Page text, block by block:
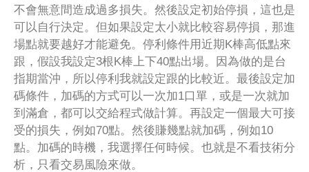
不會無意間造成過多損失。然後設定初始停損，這也是
可以自行決定。但如果設定太小就比較容易停損，那進
場點就要越好才能避免。停利條件用近期K棒高低點來
跟，假設我設定3根K棒上下40點出場。因為做的是台
指期當沖，所以停利我就設定跟的比較近。最後設定加
碼條件，加碼的方式可以一次加1口單，或是一次就加
到滿倉，都可以交給程式做計算。再設定一個最大可接
受的損失，例如70點。然後賺幾點就加碼，例如10
點。加碼的時機，我選擇任何時候。也就是不看技術分
析，只看交易風險來做。